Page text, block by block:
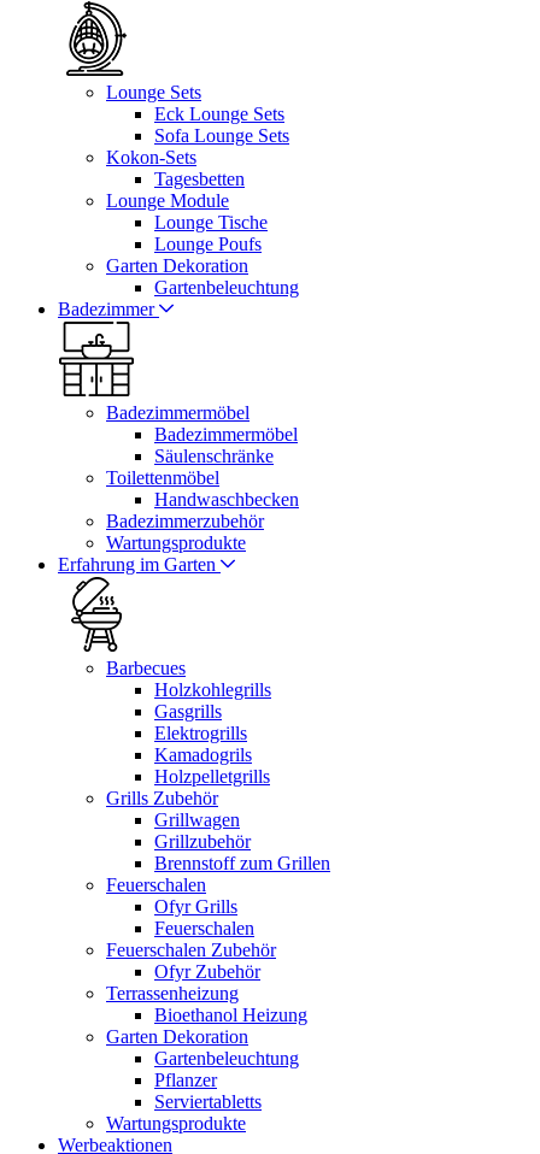
Lounge Sets
Eck Lounge Sets
Sofa Lounge Sets
Kokon-Sets
Tagesbetten
Lounge Module
Lounge Tische
Lounge Poufs
Garten Dekoration
Gartenbeleuchtung
Badezimmer
Badezimmermöbel
Badezimmermöbel
Säulenschränke
Toilettenmöbel
Handwaschbecken
Badezimmerzubehör
Wartungsprodukte
Erfahrung im Garten
Barbecues
Holzkohlegrills
Gasgrills
Elektrogrills
Kamadogrils
Holzpelletgrills
Grills Zubehör
Grillwagen
Grillzubehör
Brennstoff zum Grillen
Feuerschalen
Ofyr Grills
Feuerschalen
Feuerschalen Zubehör
Ofyr Zubehör
Terrassenheizung
Bioethanol Heizung
Garten Dekoration
Gartenbeleuchtung
Pflanzer
Serviertabletts
Wartungsprodukte
Werbeaktionen